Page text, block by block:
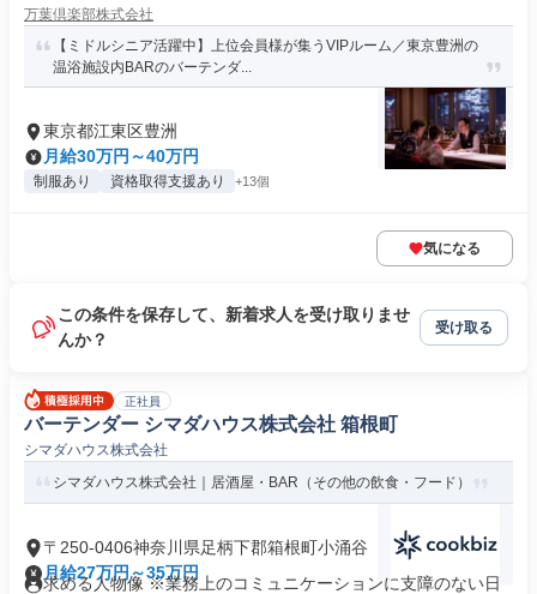
万葉倶楽部株式会社
【ミドルシニア活躍中】上位会員様が集うVIPルーム／東京豊洲の
温浴施設内BARのバーテンダ...
東京都江東区豊洲
月給30万円～40万円
制服あり 資格取得支援あり +13個
気になる
この条件を保存して、新着求人を受け取りませ
んか？
受け取る
正社員
バーテンダー シマダハウス株式会社 箱根町
シマダハウス株式会社
シマダハウス株式会社｜居酒屋・BAR（その他の飲食・フード）
〒250-0406神奈川県足柄下郡箱根町小涌谷
月給27万円～35万円
求める人物像 ※業務上のコミュニケーションに支障のない日